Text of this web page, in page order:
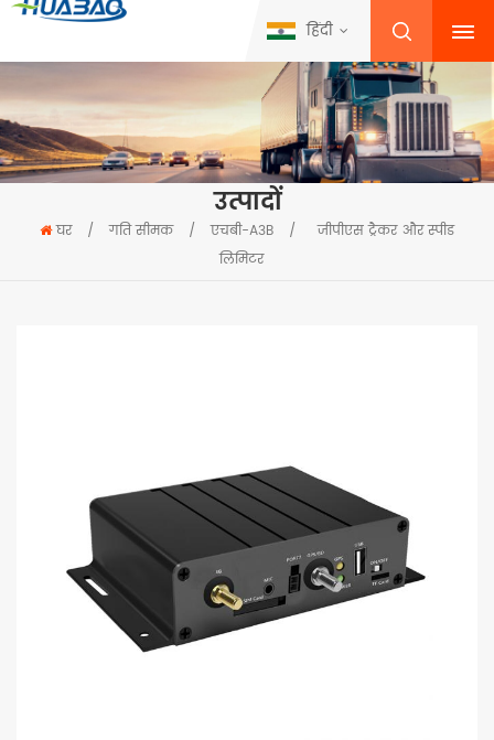
हिंदी
उत्पादों
घर / गति सीमक / एचबी-A3B /
जीपीएस ट्रैकर और स्पीड
लिमिटर